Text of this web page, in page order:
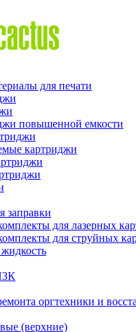
для печати
повышенной емкости
картриджи
заправки
для лазерных
для струйных
оргтехники и
(верхние)